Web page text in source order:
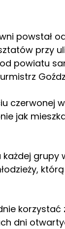
powstał
przy
powiatu
czerwonej
jak
grupy
korzystać
dni